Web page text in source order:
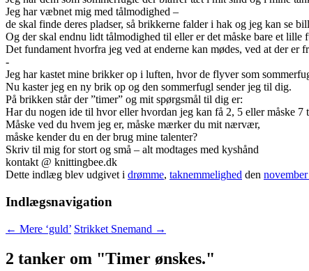
Jeg har væbnet mig med tålmodighed –
de skal finde deres pladser, så brikkerne falder i hak og jeg kan se
Og der skal endnu lidt tålmodighed til eller er det måske bare et lille
Det fundament hvorfra jeg ved at enderne kan mødes, ved at der
-
Jeg har kastet mine brikker op i luften, hvor de flyver som
Nu kaster jeg en ny brik op og den sommerfugl sender jeg til dig.
På brikken står der ”timer” og mit spørgsmål til dig er:
Har du nogen ide til hvor eller hvordan jeg kan få 2, 5 eller måske 7
Måske ved du hvem jeg er, måske mærker du mit nærvær,
måske kender du en der brug mine talenter?
Skriv til mig for stort og små – alt modtages med kyshånd
kontakt @ knittingbee.dk
Dette indlæg blev udgivet i drømme, taknemmelighed den
Indlægsnavigation
← Mere ‘guld’ Strikket Snemand →
2 tanker om "Timer ønskes."